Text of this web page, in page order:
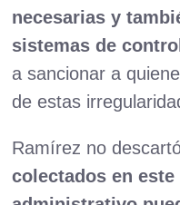
necesarias y
sistemas de
a sancionar a
de estas
Ramírez no
colectados en